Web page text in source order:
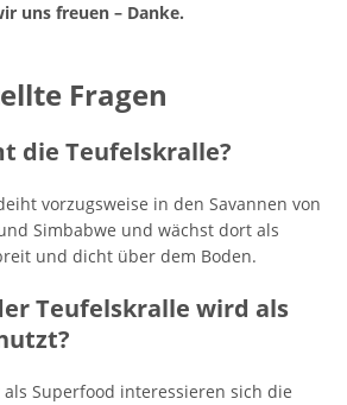
uns freuen – Danke.
Fragen
die Teufelskralle?
vorzugsweise in den Savannen von
Simbabwe und wächst dort als
und dicht über dem Boden.
Teufelskralle wird als
Superfood interessieren sich die